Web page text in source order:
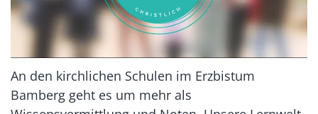
An den kirchlichen Schulen im Erzbistum
Bamberg geht es um mehr als